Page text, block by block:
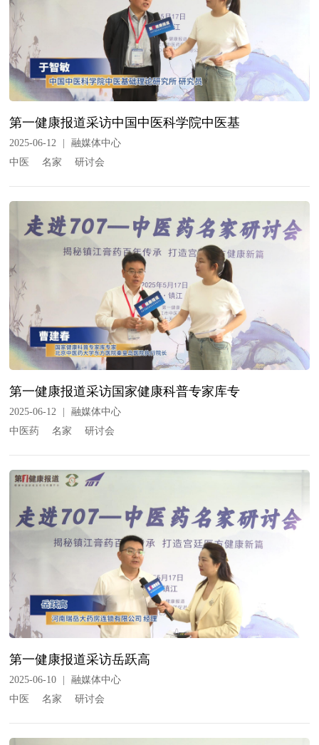
第一健康报道采访中国中医科学院中医基
2025-06-12 |
融媒体中心
中医
名家 研讨会
第一健康报道采访国家健康科普专家库专
2025-06-12 |
融媒体中心
中医药
名家 研讨会
第一健康报道采访岳跃高
2025-06-10
融媒体中心
中医
名家 研讨会